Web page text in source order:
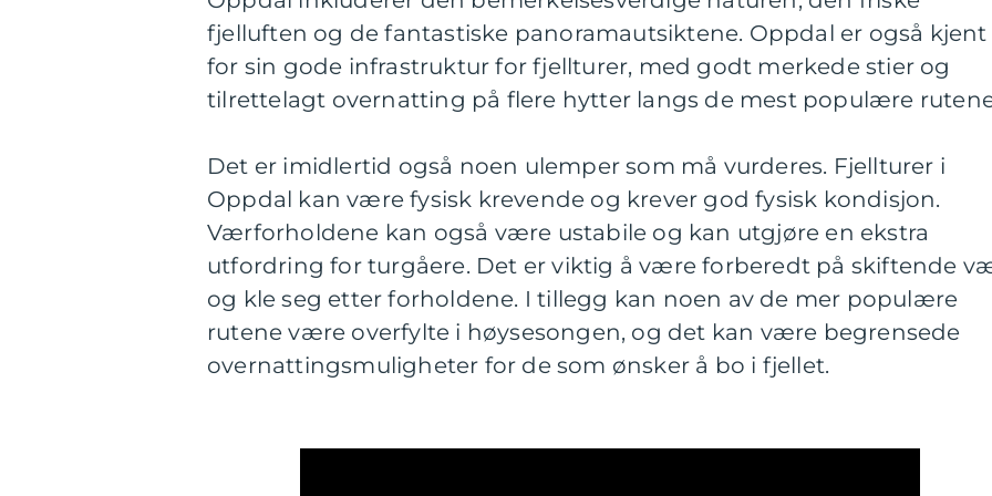
fjelluften og de fantastiske panoramautsiktene. Oppdal er også kjent
for sin gode infrastruktur for fjellturer, med godt merkede stier og
tilrettelagt overnatting på flere hytter langs de mest populære
Det er imidlertid også noen ulemper som må vurderes. Fjellturer i
Oppdal kan være fysisk krevende og krever god fysisk kondisjon.
Værforholdene kan også være ustabile og kan utgjøre en ekstra
utfordring for turgåere. Det er viktig å være forberedt på skiftende
og kle seg etter forholdene. I tillegg kan noen av de mer populære
rutene være overfylte i høysesongen, og det kan være begrensede
overnattingsmuligheter for de som ønsker å bo i fjellet.